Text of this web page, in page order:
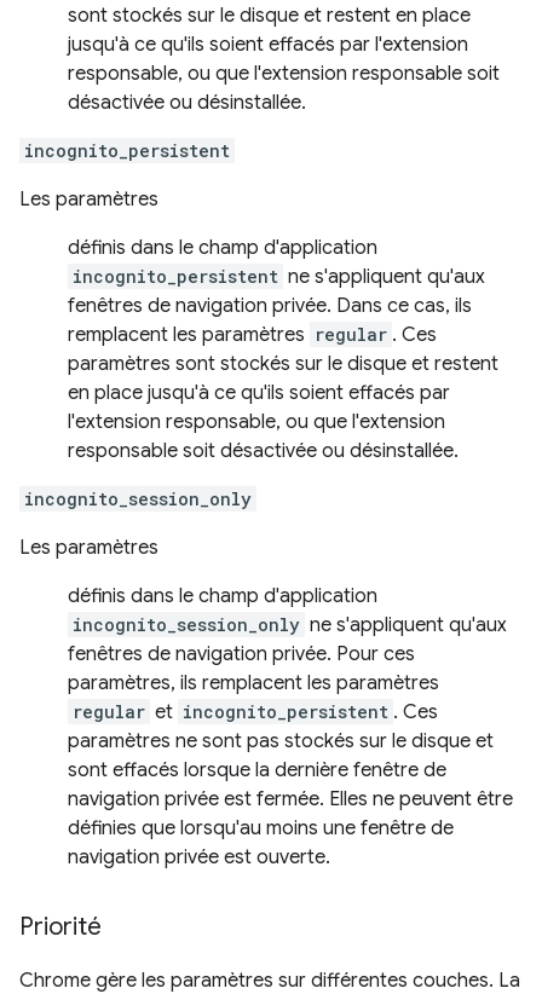
sont stockés sur le disque et restent en place
jusqu'à ce qu'ils soient effacés par l'extension
responsable, ou que l'extension responsable soit
désactivée ou désinstallée.
incognito_persistent
Les paramètres
définis dans le champ d'application
incognito_persistent ne s'appliquent qu'aux
fenêtres de navigation privée. Dans ce cas, ils
remplacent les paramètres regular . Ces
paramètres sont stockés sur le disque et restent
en place jusqu'à ce qu'ils soient effacés par
l'extension responsable, ou que l'extension
responsable soit désactivée ou désinstallée.
incognito_session_only
Les paramètres
définis dans le champ d'application
incognito_session_only ne s'appliquent qu'aux
fenêtres de navigation privée. Pour ces
paramètres, ils remplacent les paramètres
regular et incognito_persistent . Ces
paramètres ne sont pas stockés sur le disque et
sont effacés lorsque la dernière fenêtre de
navigation privée est fermée. Elles ne peuvent être
définies que lorsqu'au moins une fenêtre de
navigation privée est ouverte.
Priorité
Chrome gère les paramètres sur différentes couches. La